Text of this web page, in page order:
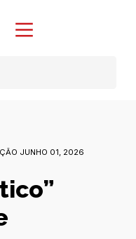
JUNHO 01, 2026